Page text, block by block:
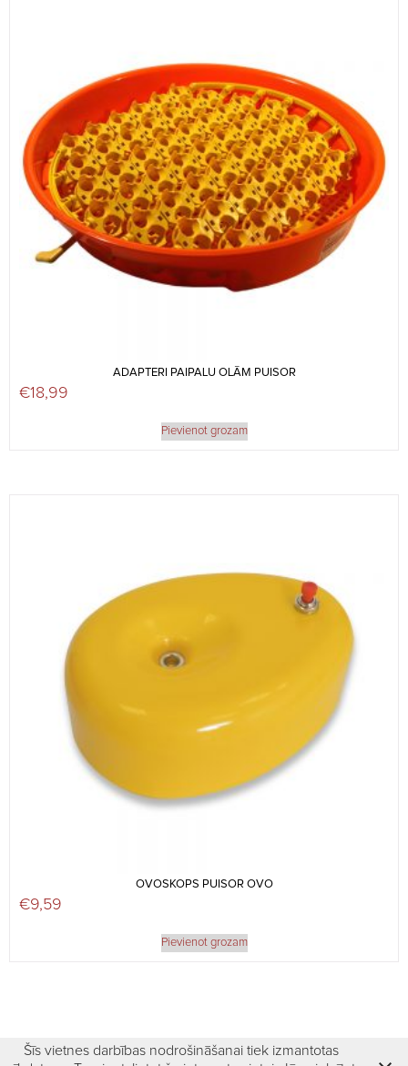
ADAPTERI PAIPALU OLĀM PUISOR
€18,99
Pievienot grozam
OVOSKOPS PUISOR OVO
€9,59
Pievienot grozam
Šīs vietnes darbības nodrošināšanai tiek izmantotas